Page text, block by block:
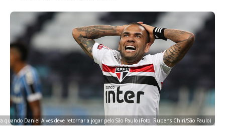
quando Daniel Alves deve retornar a jogar pelo São Paulo (Foto: Rubens Chiri/São Paulo)